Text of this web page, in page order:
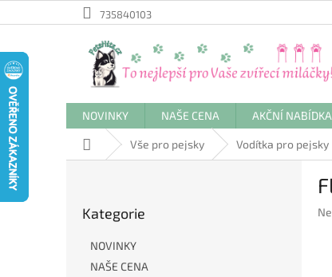
na
735840103
NOVINKY NAŠE CENA AKČNÍ NABÍDKA
Domů Vše pro pejsky Vodítka pro pejsky
kategorie
Kategorie
NOVINKY
NAŠE CENA